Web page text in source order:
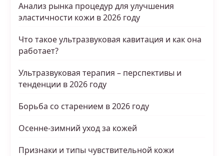
Анализ рынка процедур для улучшения
эластичности кожи в 2026 году
Что такое ультразвуковая кавитация и как она
работает?
Ультразвуковая терапия – перспективы и
тенденции в 2026 году
Борьба со старением в 2026 году
Осенне-зимний уход за кожей
Признаки и типы чувствительной кожи